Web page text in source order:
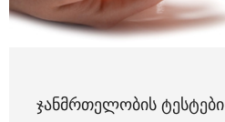
ᲯᲐᲜᲛᲠᲗᲔᲚᲝᲑᲘᲡ ᲢᲔᲡᲢᲔᲑᲘ